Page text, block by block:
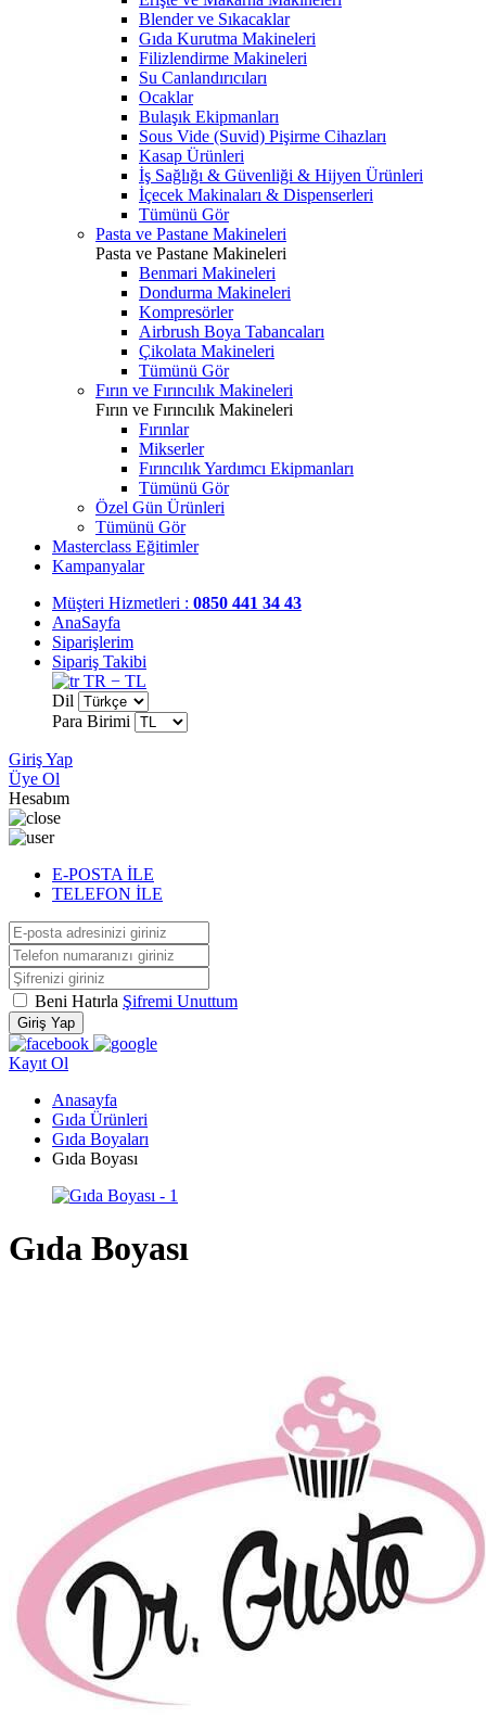
Blender ve Sıkacaklar
Gıda Kurutma Makineleri
Filizlendirme Makineleri
Su Canlandırıcıları
Ocaklar
Bulaşık Ekipmanları
Sous Vide (Suvid) Pişirme Cihazları
Kasap Ürünleri
İş Sağlığı & Güvenliği & Hijyen Ürünleri
İçecek Makinaları & Dispenserleri
Tümünü Gör
Pasta ve Pastane Makineleri
Pasta ve Pastane Makineleri
Benmari Makineleri
Dondurma Makineleri
Kompresörler
Airbrush Boya Tabancaları
Çikolata Makineleri
Tümünü Gör
Fırın ve Fırıncılık Makineleri
Fırın ve Fırıncılık Makineleri
Fırınlar
Mikserler
Fırıncılık Yardımcı Ekipmanları
Tümünü Gör
Özel Gün Ürünleri
Tümünü Gör
Masterclass Eğitimler
Kampanyalar
Müşteri Hizmetleri : 0850 441 34 43
AnaSayfa
Siparişlerim
Sipariş Takibi
TR − TL
Dil
Para Birimi
Giriş Yap
Üye Ol
Hesabım
E-POSTA İLE
TELEFON İLE
Beni Hatırla Şifremi Unuttum
Giriş Yap
Kayıt Ol
Anasayfa
Gıda Ürünleri
Gıda Boyaları
Gıda Boyası
Gıda Boyası